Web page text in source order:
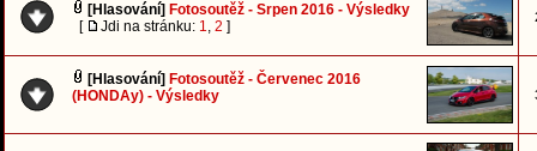
[Hlasování] Fotosoutěž - Srpen 2016 - Výsledky
[
Jdi na stránku: 1, 2 ]
[Hlasování] Fotosoutěž - Červenec 2016
(HONDAy) - Výsledky